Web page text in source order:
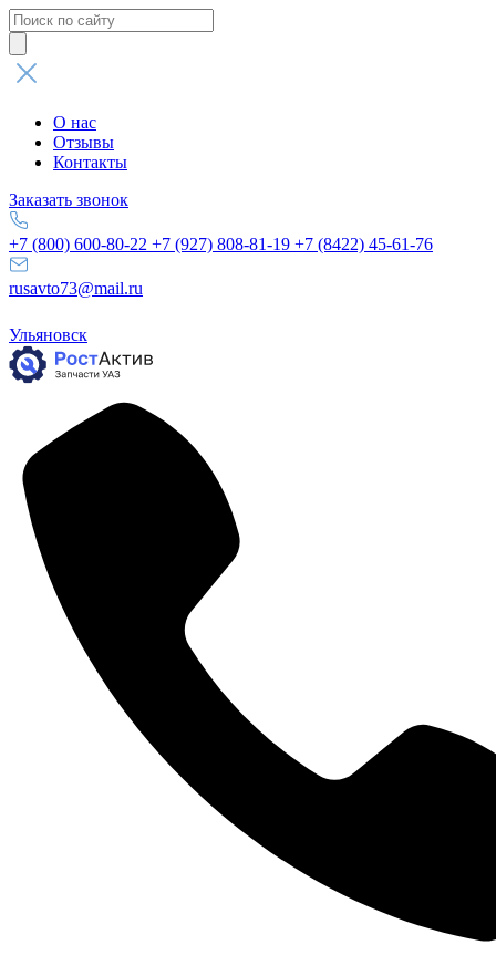
Поиск
товаров
О нас
Отзывы
Контакты
Заказать звонок
+7 (800) 600-80-22 +7 (927) 808-81-19 +7 (8422) 45-61-76
rusavto73@mail.ru
Ульяновск